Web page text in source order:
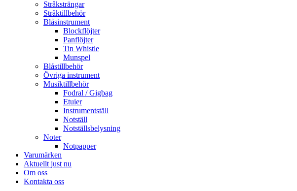
Stråksträngar
Stråktillbehör
Blåsinstrument
Blockflöjter
Panflöjter
Tin Whistle
Munspel
Blåstillbehör
Övriga instrument
Musiktillbehör
Fodral / Gigbag
Etuier
Instrumentställ
Notställ
Notställsbelysning
Noter
Notpapper
Varumärken
Aktuellt just nu
Om oss
Kontakta oss